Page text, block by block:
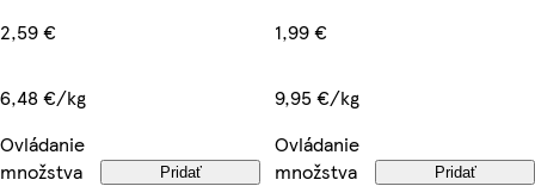
2,59 €
6,48 €/kg
Ovládanie
množstva
Pridať
1,99 €
9,95 €/kg
Ovládanie
množstva
Pridať